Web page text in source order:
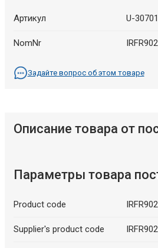
Артикул U-30701
NomNr
Задайте вопрос об этом товаре
Описание товара от
Параметры товара
Product code
Supplier's product code